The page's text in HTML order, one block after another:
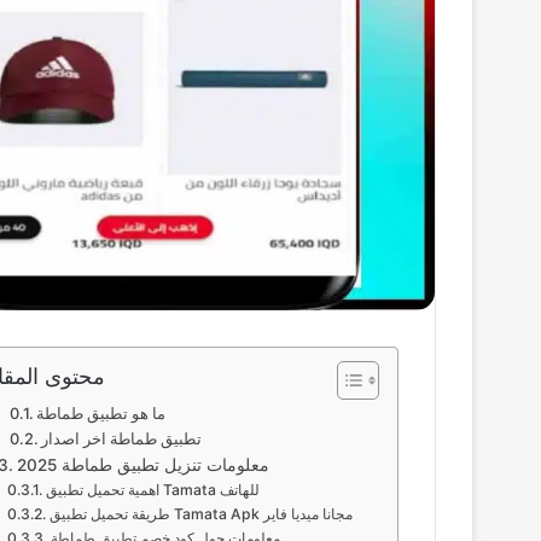
محتوى
ما هو تطبيق طماطة
تطبيق طماطة اخر اصدار
معلومات تنزيل تطبيق طماطة 2025
اهمية تحميل تطبيق Tamata للهاتف
طريقة تحميل تطبيق Tamata Apk مجانا ميديا فاير